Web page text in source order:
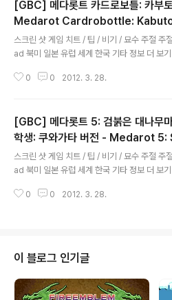
[GBC] 메다롯트 카드로보틀: 카부
Medarot Cardrobottle:
on, メダロットカードロボトル カ
ージョン
스크린 샷 게임 치트 / 팁 / 비기 / 묘수 주절
ad 북미 일본 유럽 세계 한국 기타 정보 더 보
B] 메다롯트: 가부토 버전 - Medarot -
gata Version, メダロット: クワガタバージ
보이 / [GB]/RPG] - [GB] 메다롯트 파트 컬렉
darot - Parts Collection 2, 메다롯트 파트
メダロット パーツコレクション2 [게임보
0 0 2012. 3. 28.
[GBC] 메다롯트 5: 검붉은 대나무
학생: 쿠와가타 버전 - Medarot 5:
ke Mura no Tenkousei:
sion, メダロット５ すすたけ村
クワガタバージョン
스크린 샷 게임 치트 / 팁 / 비기 / 묘수 주절
ad 북미 일본 유럽 세계 한국 기타 정보 더 보
B] 메다롯트: 가부토 버전 - Medarot -
보이 / [GB]/RPG] - [GB] 메다롯트 파트 컬렉
darot - Parts Collection 2, 메다롯트 파트
メダロット パーツコレクション2 [게임보
PG] - [GB] 메다롯트 파트 컬렉션..
0 0 2012. 3. 28.
이 블로그 인기글